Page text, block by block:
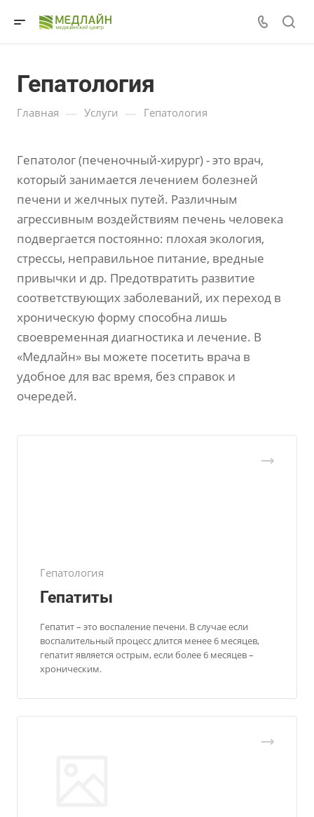
Гепатология
Главная — Услуги — Гепатология
Гепатолог (печеночный-хирург) - это врач,
который занимается лечением болезней
печени и желчных путей. Различным
агрессивным воздействиям печень человека
подвергается постоянно: плохая экология,
стрессы, неправильное питание, вредные
привычки и др. Предотвратить развитие
соответствующих заболеваний, их переход в
хроническую форму способна лишь
своевременная диагностика и лечение. В
«Медлайн» вы можете посетить врача в
удобное для вас время, без справок и
очередей.
Гепатология
Гепатиты
Гепатит – это воспаление печени. В случае если
воспалительный процесс длится менее 6 месяцев,
гепатит является острым, если более 6 месяцев –
хроническим.